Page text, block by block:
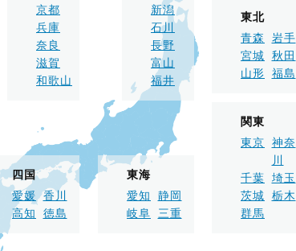
東北
青森
岩手
宮城
秋田
山形
福島
関東
東京
神奈
川
千葉
埼玉
茨城
栃木
群馬
新潟
石川
長野
富山
福井
東海
愛知
静岡
岐阜
三重
京都
兵庫
奈良
滋賀
和歌山
四国
愛媛 香川
高知
徳島